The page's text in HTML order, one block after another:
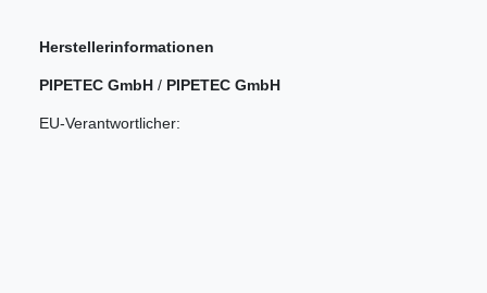
Herstellerinformationen
PIPETEC GmbH / PIPETEC GmbH
EU-Verantwortlicher: